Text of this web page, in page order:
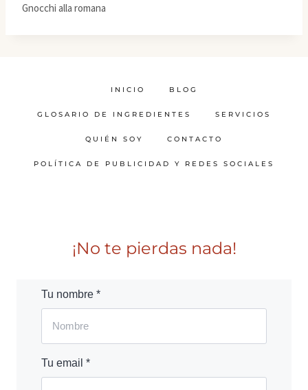
Gnocchi alla romana
INICIO BLOG
GLOSARIO DE INGREDIENTES SERVICIOS
QUIÉN SOY CONTACTO
POLÍTICA DE PUBLICIDAD Y REDES SOCIALES
¡No te pierdas nada!
Tu nombre *
Tu email *